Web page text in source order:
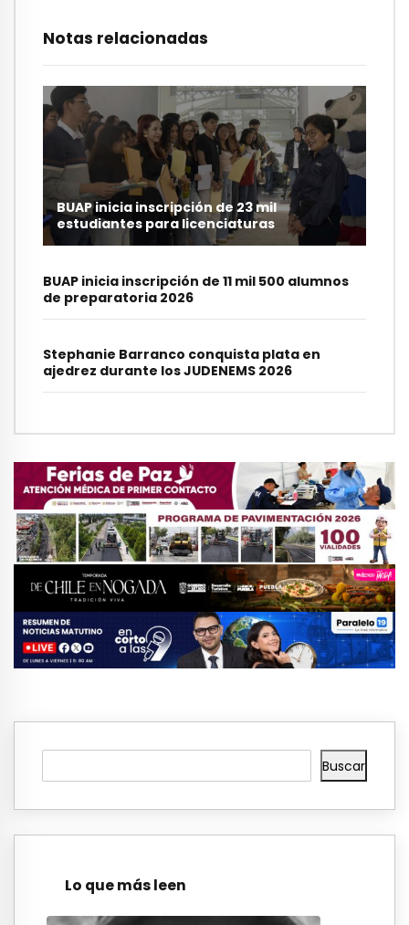
Notas relacionadas
BUAP inicia inscripción de 23 mil
estudiantes para licenciaturas
BUAP inicia inscripción de 11 mil 500 alumnos
de preparatoria 2026
Stephanie Barranco conquista plata en
ajedrez durante los JUDENEMS 2026
Buscar
Lo que más leen